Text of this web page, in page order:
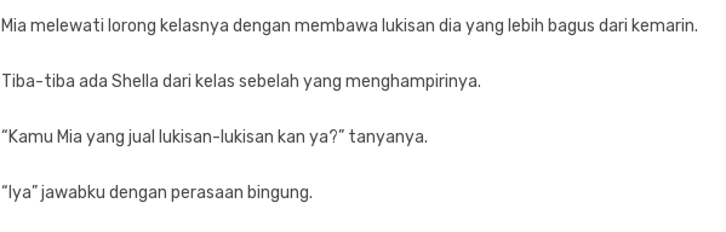
Mia melewati lorong kelasnya dengan membawa lukisan dia yang lebih bagus dari kemarin.
Tiba-tiba ada Shella dari kelas sebelah yang menghampirinya.
“Kamu Mia yang jual lukisan-lukisan kan ya?” tanyanya.
“Iya” jawabku dengan perasaan bingung.